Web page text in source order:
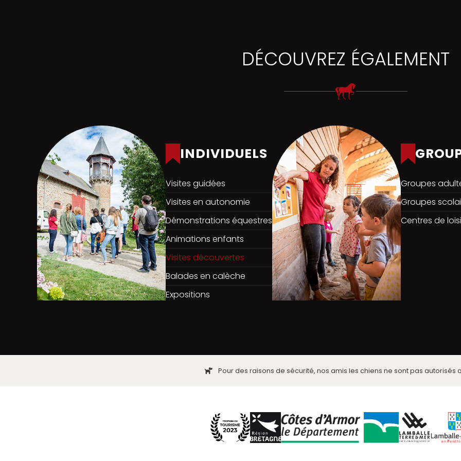
DÉCOUVREZ ÉGALEMENT
INDIVIDUELS
Visites guidées
Visites en autonomie
Démonstrations équestres
Animations enfants
Visites découvertes
Balades en calèche
Expositions
Groupes
Groupes
Centres de
Pour des raisons de sécurité, nos amis les chiens ne sont pas autorisés